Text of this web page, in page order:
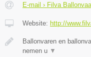
E-mail › Filva
Website: http://
Ballonvaren en
nemen u ▼